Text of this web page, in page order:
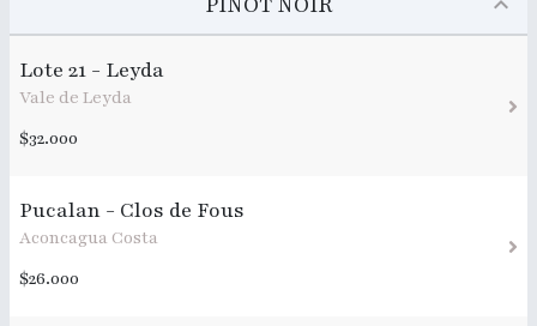
Lote 21 - Leyda
Vale de Leyda
$32.000
Pucalan - Clos de Fous
Aconcagua Costa
$26.000